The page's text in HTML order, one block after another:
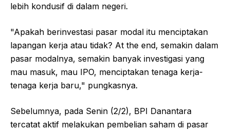
lebih kondusif di dalam negeri.
"Apakah berinvestasi pasar modal itu menciptakan
lapangan kerja atau tidak? At the end, semakin dalam
pasar modalnya, semakin banyak investigasi yang
mau masuk, mau IPO, menciptakan tenaga kerja-
tenaga kerja baru," pungkasnya.
Sebelumnya, pada Senin (2/2), BPI Danantara
tercatat aktif melakukan pembelian saham di pasar